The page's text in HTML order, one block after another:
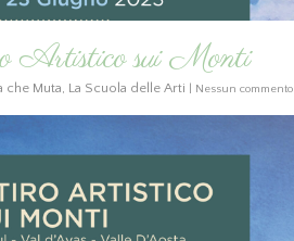
Artistico sui Monti
che Muta, La Scuola delle Arti Nessun commento